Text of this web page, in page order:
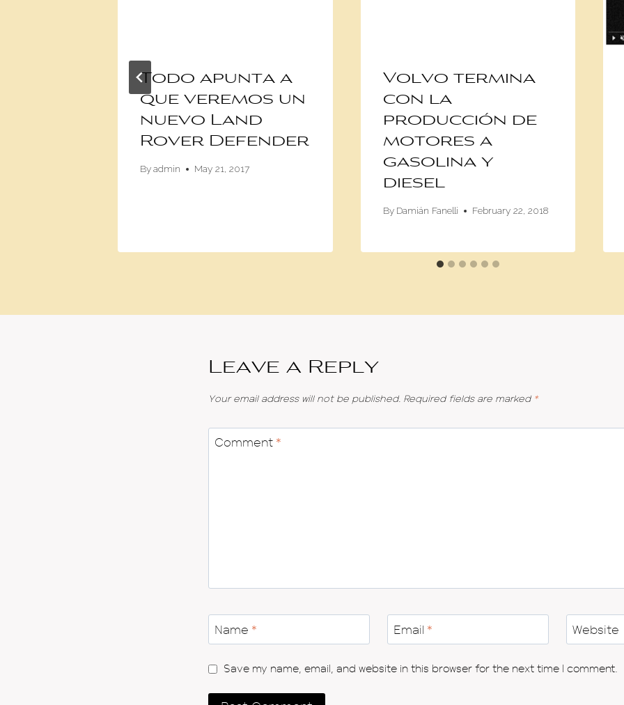
Todo apunta a
que veremos un
nuevo Land
Rover Defender
Byadmin May 21, 2017
Volvo termina
con la
producción de
motores a
gasolina y
diesel
By Damián Fanelli February 22, 2018
Leave a Reply
Your email address will not be published. Required fields are marked *
Comment *
Name * Email * Website
Save my name, email, and website in this browser for the next time I comment.